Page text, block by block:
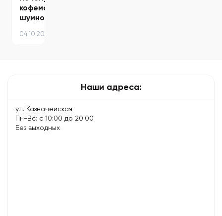
кофемашина
шумно
–
04.10.2024
Наши адреса:
ул. Казначейская
Пн-Вс: с 10:00 до 20:00
Без выходных